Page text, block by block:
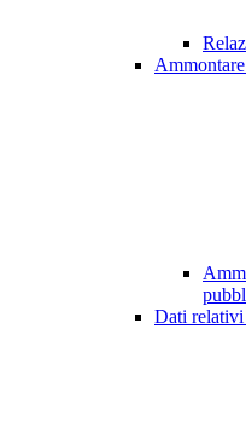
Dati relativi